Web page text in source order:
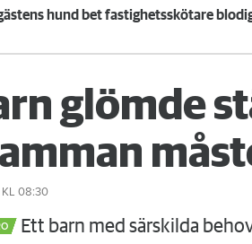
hund bet fastighetsskötare
glömde
KL 08:30
Ett barn med särskilda